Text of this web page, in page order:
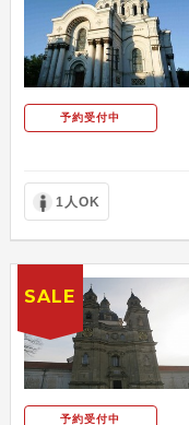
予約受付中
1人OK
予約受付中
SALE